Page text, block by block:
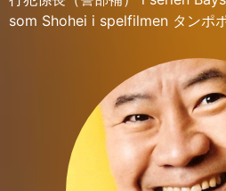
som Shohei i spelfilmen タンポ